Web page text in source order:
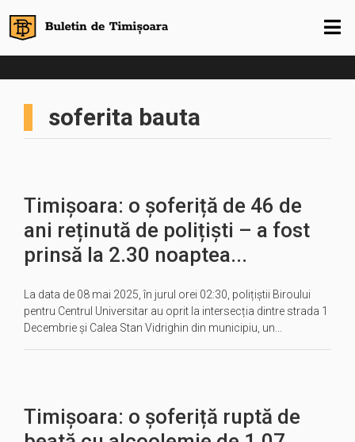
soferita bauta
Timișoara: o șoferiță de 46 de
ani reținută de polițiști – a fost
prinsă la 2.30 noaptea...
La data de 08 mai 2025, în jurul orei 02:30, polițiștii Biroului
pentru Centrul Universitar au oprit la intersecția dintre strada 1
Decembrie și Calea Stan Vidrighin din municipiu, un…
Timișoara: o șoferiță ruptă de